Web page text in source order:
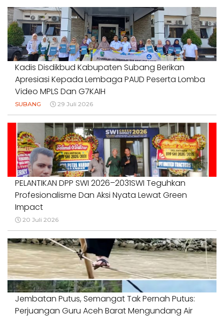
#PENDIDIKANWARTAWAN #SWINASIONAL #SWIJABAR
1 Agustus 2026
Kadis Disdikbud Kabupaten Subang Berikan
Apresiasi Kepada Lembaga PAUD Peserta Lomba
Video MPLS Dan G7KAIH
SUBANG 29 Juli 2026
PELANTIKAN DPP SWI 2026–2031SWI Teguhkan
Profesionalisme Dan Aksi Nyata Lewat Green
Impact
20 Juli 2026
Jembatan Putus, Semangat Tak Pernah Putus:
Perjuangan Guru Aceh Barat Mengundang Air